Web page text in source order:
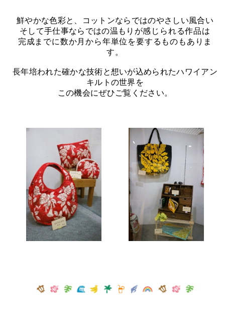
鮮やかな色彩と、コットンならではのやさしい風合い
そして手仕事ならではの温もり が感じられる作品は
完成までに数か月から年単位を要するものもありま
す。
長年培われた確かな技術と想いが込められたハワイアン
キルトの世界を
この機会にぜひご覧ください。